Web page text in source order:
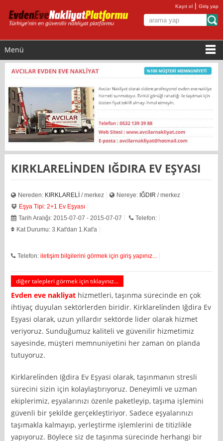
Kayıt ol |Giriş yap
Menü
KIRKLARELİNDEN IĞDIRA EV EŞYASI
Nereden: KIRKLARELİ / merkez Nereye: IĞDIR / merkez
Eşya Tipi: 2+1 Ev Eşyası
Tarih Aralığı: 2015-07-07 - 2015-07-07
Telefon:
Kat Durumu: 3.Kat'dan 1.Kat'a
Telefon:iletişim bilgilerini görmek için giriş yapınız...
diğer talepleri görmek için tıklayınız...
Evden eve nakliyat hizmetleri, taşınma sürecinde en çok
ihtiyaç duyulan sektörlerden biridir. Kirklareli̇nden Iğdira Ev
Eşyasi olarak, uzun yıllardır sektörde lider olarak hizmet
veriyoruz. Sunduğumuz kaliteli ve güvenilir hizmetimiz
sayesinde, müşteri memnuniyetini her zaman ön planda
tutuyoruz.
Kirklareli̇nden Iğdira Ev Eşyasi olarak, taşınmanın stresli
sürecini sizin için kolaylaştırıyoruz. Deneyimli ve uzman
ekiplerimiz, eşyalarınızı özenle paketleyip, taşıma işlemini
güvenli bir şekilde gerçekleştiriyor. Sadece eşyalarınızı
taşımakla kalmayıp, yerleştirme işlemlerini de titizlikle
yapıyoruz. Böylece siz de taşınma sürecinde herhangi bir